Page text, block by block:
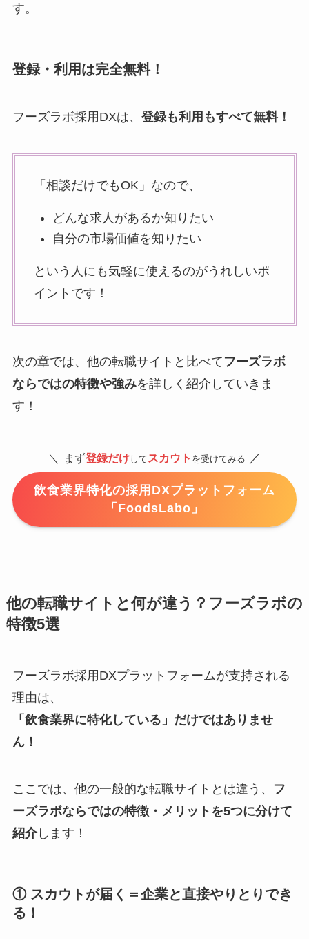
す。
登録・利用は完全無料！
フーズラボ採用DXは、 登録も利用もすべて無料！
「相談だけでもOK」なので、
どんな求人があるか知りたい
自分の市場価値を知りたい
という人にも気軽に使えるのがうれしいポ
イントです！
次の章では、他の転職サイトと比べて フーズラボ
ならではの特徴や強みを詳しく紹介していきま
す！
＼ まず登録だけして スカウト を受けてみる ／
飲食業界特化の採用DXプラットフォーム
「FoodsLabo」
他の転職サイトと何が違う？フーズラボの
特徴5選
フーズラボ採用DXプラットフォームが支持される
理由は、
「飲食業界に特化している」だけではありませ
ん！
ここでは、他の一般的な転職サイトとは違う、
フ
ーズラボならではの特徴・メリットを5つに分けて
紹介します！
① スカウトが届く＝企業と直接やりとりでき
る！